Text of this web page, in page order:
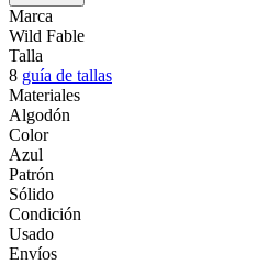
Marca
Wild Fable
Talla
8 guía de tallas
Materiales
Algodón
Color
Azul
Patrón
Sólido
Condición
Usado
Envíos